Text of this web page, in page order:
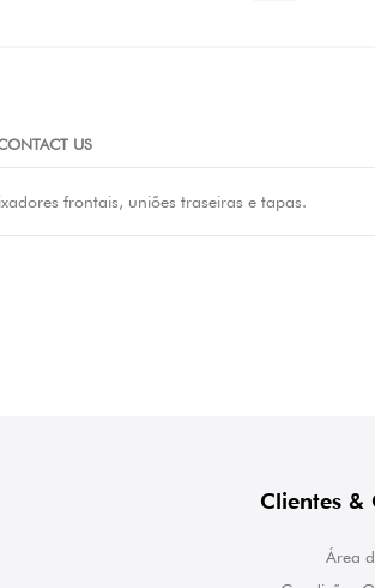
US
frontais, uniões traseiras e tapas.
Clientes &
Área